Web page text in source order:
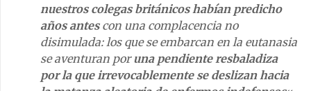
nuestros colegas británicos habían predicho
años antescon una complacencia no
disimulada: los que se embarcan en la eutanasia
se aventuran poruna pendiente resbaladiza
por la que irrevocablemente se deslizan hacia